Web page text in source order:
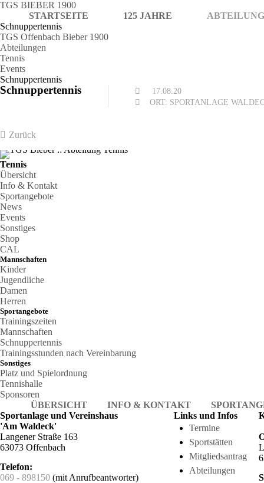
TGS BIEBER 1900
STARTSEITE
125 JAHRE
Schnuppertennis
TGS Offenbach Bieber 1900
Abteilungen
Tennis
Events
Schnuppertennis
Schnuppertennis
17.08.20
ORT: SPORTANLAGE
Zurück
Tennis
Übersicht
Info & Kontakt
Sportangebote
News
Events
Sonstiges
Shop
CAL
Mannschaften
Kinder
Jugendliche
Damen
Herren
Sportangebote
Trainingszeiten
Mannschaften
Schnuppertennis
Trainingsstunden nach Vereinbarung
Sonstiges
Platz und Spielordnung
Tennishalle
Sponsoren
ÜBERSICHT
INFO & KONTAKT
Sportanlage und Vereinshaus
'Am Waldeck'
Langener Straße 163
63073 Offenbach
Telefon:
069 - 898150 (mit Anrufbeantworter)
Links und Infos
Termine
Sportstätten
Mitgliedsantrag
Abteilungen